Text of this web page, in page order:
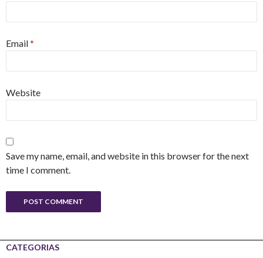
Email*
Website
Save my name, email, and website in this browser for the next
time I comment.
CATEGORIAS